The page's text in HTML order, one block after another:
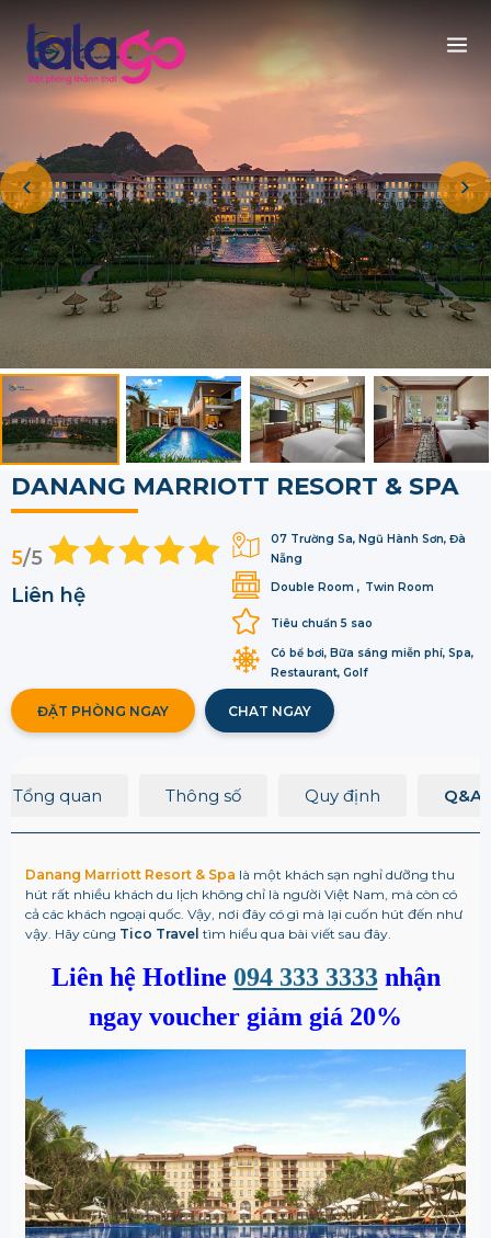
DANANG MARRIOTT RESORT & SPA
07 Trường Sa, Ngũ Hành Sơn, Đà
Nẵng
Double Room
Twin Room
Tiêu chuẩn 5 sao
Có bể bơi, Bữa sáng miễn phí, Spa,
Restaurant, Golf
5/5
Liên hệ
ĐẶT PHÒNG NGAY CHAT NGAY
Tổng quan Thông số Quy định Q&A
Danang Marriott Resort & Spa là một khách sạn nghỉ dưỡng thu
hút rất nhiều khách du lịch không chỉ là người Việt Nam, mà còn có
cả các khách ngoại quốc. Vậy, nơi đây có gì mà lại cuốn hút đến như
vậy. Hãy cùng Tico Travel tìm hiểu qua bài viết sau đây.
Liên hệ Hotline 094 333 3333 nhận
ngay voucher giảm giá 20%